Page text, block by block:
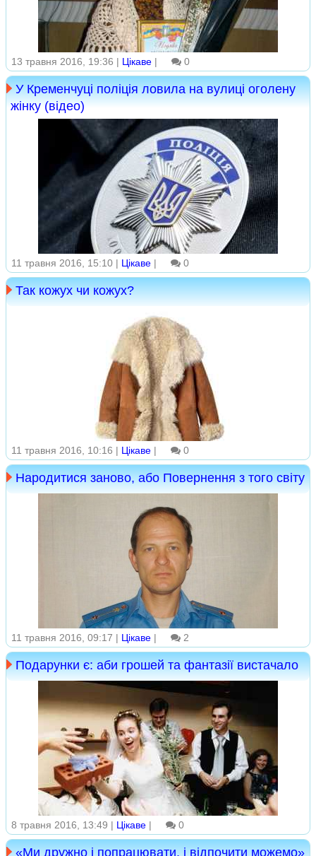
13 травня 2016, 19:36 | Цікаве | 0
У Кременчуці поліція ловила на вулиці оголену
жінку (відео)
11 травня 2016, 15:10 | Цікаве | 0
Так кожух чи кожух?
11 травня 2016, 10:16 | Цікаве | 0
Народитися заново, або Повернення з того світу
11 травня 2016, 09:17 | Цікаве | 2
Подарунки є: аби грошей та фантазії вистачало
8 травня 2016, 13:49 | Цікаве | 0
«Ми дружно і попрацювати, і відпочити можемо»